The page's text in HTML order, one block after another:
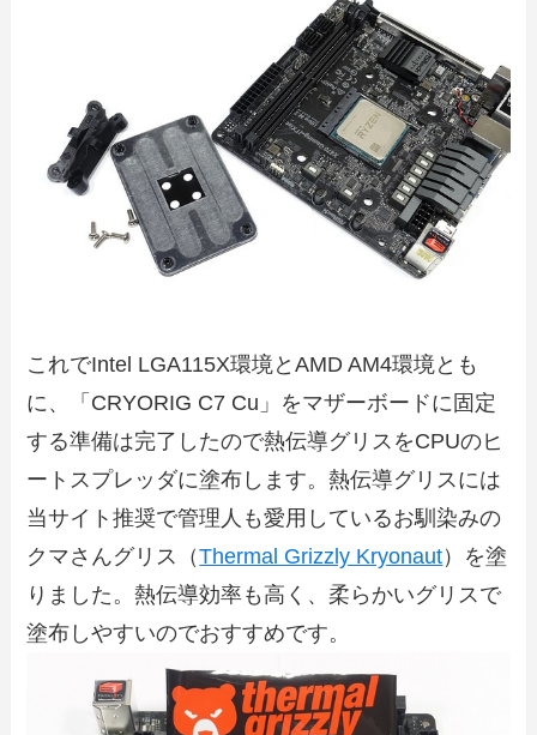
これでIntel LGA115X環境とAMD AM4環境とも
に、「CRYORIG C7 Cu」をマザーボードに固定
する準備は完了したので熱伝導グリスをCPUのヒ
ートスプレッダに塗布します。熱伝導グリスには
当サイト推奨で管理人も愛用しているお馴染みの
クマさんグリス（Thermal Grizzly Kryonaut）を塗
りました。熱伝導効率も高く、柔らかいグリスで
塗布しやすいのでおすすめです。